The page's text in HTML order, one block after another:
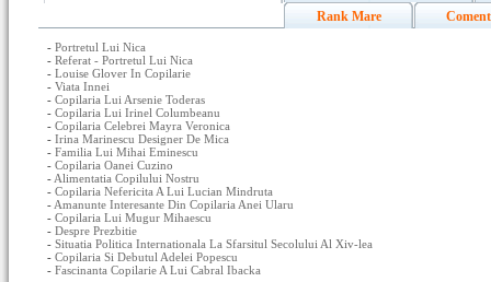
Rank Mare
- Portretul Lui Nica
- Referat - Portretul Lui Nica
- Louise Glover In Copilarie
- Viata Innei
- Copilaria Lui Arsenie Toderas
- Copilaria Lui Irinel Columbeanu
- Copilaria Celebrei Mayra Veronica
- Irina Marinescu Designer De Mica
- Familia Lui Mihai Eminescu
- Copilaria Oanei Cuzino
- Alimentatia Copilului Nostru
- Copilaria Nefericita A Lui Lucian Mindruta
- Amanunte Interesante Din Copilaria Anei Ularu
- Copilaria Lui Mugur Mihaescu
- Despre Prezbitie
- Situatia Politica Internationala La Sfarsitul Secolului Al Xiv-lea
- Copilaria Si Debutul Adelei Popescu
- Fascinanta Copilarie A Lui Cabral Ibacka